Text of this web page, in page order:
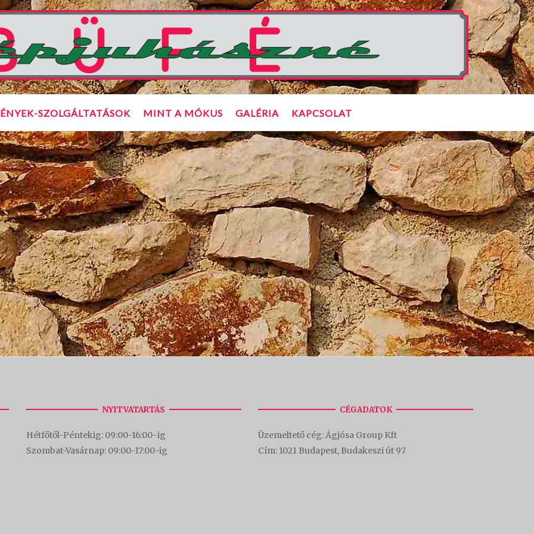
SZOLGÁLTATÁSOK MINT A MÓKUS GALÉRIA KAPCSOLAT
NYITVATARTÁS
Hétfőtől-Péntekig: 09:00-16:00-ig
Szombat-Vasárnap: 09:00-17:00-ig
CÉGADATOK
Üzemeltető cég: Ágjósa Group Kft
Cím: 1021 Budapest, Budakeszi út 97